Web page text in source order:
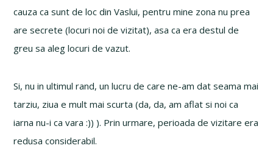
cauza ca sunt de loc din Vaslui, pentru mine zona nu prea
are secrete (locuri noi de vizitat), asa ca era destul de
greu sa aleg locuri de vazut.
Si, nu in ultimul rand, un lucru de care ne-am dat seama mai
tarziu, ziua e mult mai scurta (da, da, am aflat si noi ca
iarna nu-i ca vara :)) ). Prin urmare, perioada de vizitare era
redusa considerabil.